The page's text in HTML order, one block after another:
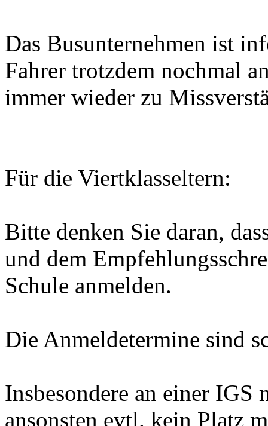
Das Busunternehmen ist
Fahrer trotzdem nochmal
immer wieder zu
Für die Viertklasseltern:
Bitte denken Sie daran,
und dem
Schule anmelden.
Die Anmeldetermine sind
Insbesondere an einer IGS
ansonsten evtl. kein Platz